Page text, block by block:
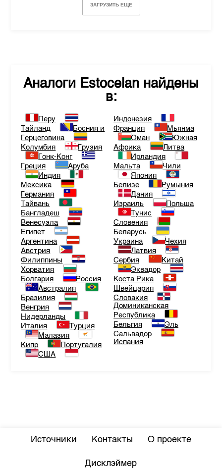
ЗАГРУЗИТЬ ЕЩЕ
Аналоги Estocelan найдены
в:
Перу
Тайланд
Босния и
Герцеговина
Колумбия
Грузия
Гонк-Конг
Греция
Аруба
Индия
Мексика
Германия
Тайвань
Бангладеш
Венесуэла
Египет
Аргентина
Австрия
Филиппины
Хорватия
Болгария
Россия
Австралия
Бразилия
Венгрия
Нидерланды
Италия
Турция
Малазия
Кипр
Португалия
США
Индонезия
Франция
Мьянма
Оман
Южная
Африка
Литва
Ирландия
Мальта
Чили
Япония
Белизе
Румыния
Дания
Израиль
Польша
Тунис
Словения
Беларусь
Украина
Чехия
Латвия
Сербия
Китай
Эквадор
Коста Рика
Швейцария
Словакия
Доминиканская
Республика
Бельгия
Эль
Сальвадор
Испания
Источники Контакты О проекте
Дисклэймер